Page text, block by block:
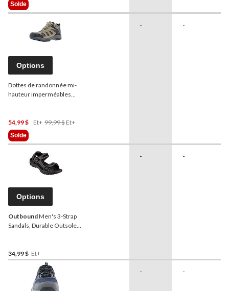
À
Solde
Options
Bottes de randonnée mi-
hauteur imperméables
54,99 $
Et+ 99,99 $ Et+Prix
À
Solde
- -
Options
OutboundMen's 3-Strap
Sandals, Durable Outsole,
34,99 $ Et+
- -
- -